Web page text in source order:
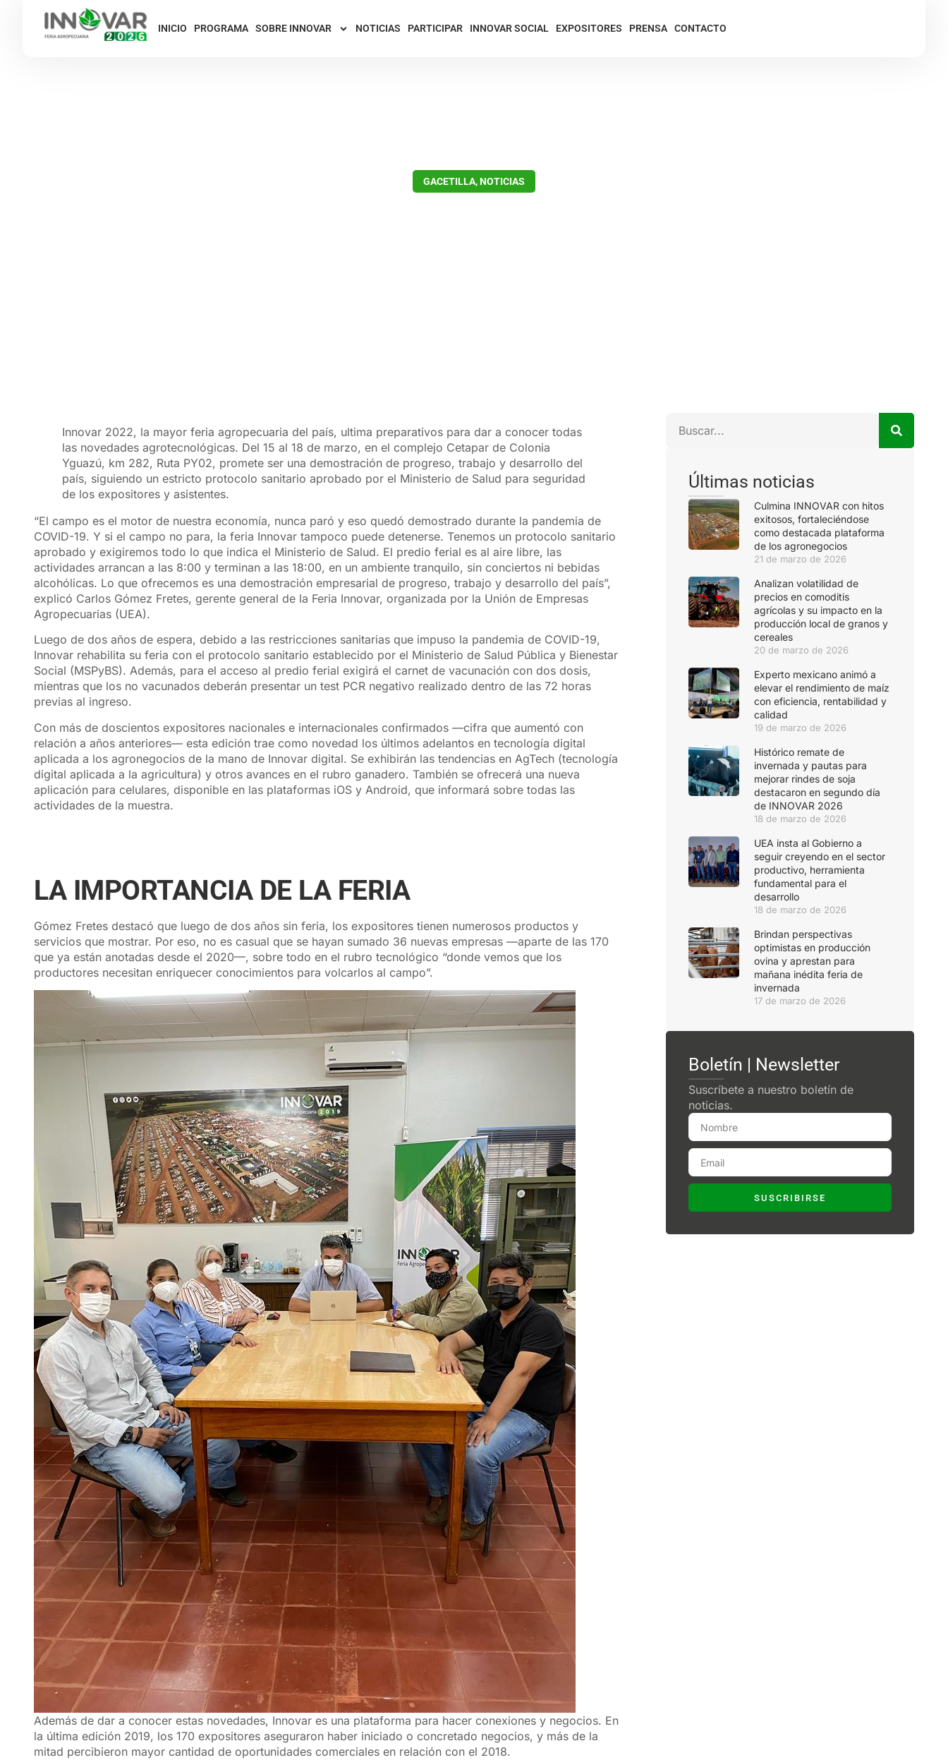
INICIO PROGRAMA SOBRE INNOVAR NOTICIAS PARTICIPAR INNOVAR SOCIAL EXPOSITORES PRENSA CONTACTO
GACETILLA,NOTICIAS
Innovar 2022, la mayor feria agropecuaria del país, ultima preparativos para dar a conocer todas
las novedades agrotecnológicas. Del 15 al 18 de marzo, en el complejo Cetapar de Colonia
Yguazú, km 282, Ruta PY02, promete ser una demostración de progreso, trabajo y desarrollo del
país, siguiendo un estricto protocolo sanitario aprobado por el Ministerio de Salud para seguridad
de los expositores y asistentes.
“El campo es el motor de nuestra economía, nunca paró y eso quedó demostrado durante la pandemia de
COVID-19. Y si el campo no para, la feria Innovar tampoco puede detenerse. Tenemos un protocolo sanitario
aprobado y exigiremos todo lo que indica el Ministerio de Salud. El predio ferial es al aire libre, las
actividades arrancan a las 8:00 y terminan a las 18:00, en un ambiente tranquilo, sin conciertos ni bebidas
alcohólicas. Lo que ofrecemos es una demostración empresarial de progreso, trabajo y desarrollo del país”,
explicó Carlos Gómez Fretes, gerente general de la Feria Innovar, organizada por la Unión de Empresas
Agropecuarias (UEA).
Luego de dos años de espera, debido a las restricciones sanitarias que impuso la pandemia de COVID-19,
Innovar rehabilita su feria con el protocolo sanitario establecido por el Ministerio de Salud Pública y Bienestar
Social (MSPyBS). Además, para el acceso al predio ferial exigirá el carnet de vacunación con dos dosis,
mientras que los no vacunados deberán presentar un test PCR negativo realizado dentro de las 72 horas
previas al ingreso.
Con más de doscientos expositores nacionales e internacionales confirmados —cifra que aumentó con
relación a años anteriores— esta edición trae como novedad los últimos adelantos en tecnología digital
aplicada a los agronegocios de la mano de Innovar digital. Se exhibirán las tendencias en AgTech (tecnología
digital aplicada a la agricultura) y otros avances en el rubro ganadero. También se ofrecerá una nueva
aplicación para celulares, disponible en las plataformas iOS y Android, que informará sobre todas las
actividades de la muestra.
LA IMPORTANCIA DE LA FERIA
Gómez Fretes destacó que luego de dos años sin feria, los expositores tienen numerosos productos y
servicios que mostrar. Por eso, no es casual que se hayan sumado 36 nuevas empresas —aparte de las 170
que ya están anotadas desde el 2020—, sobre todo en el rubro tecnológico “donde vemos que los
productores necesitan enriquecer conocimientos para volcarlos al campo”.
Además de dar a conocer estas novedades, Innovar es una plataforma para hacer conexiones y negocios. En
la última edición 2019, los 170 expositores aseguraron haber iniciado o concretado negocios, y más de la
mitad percibieron mayor cantidad de oportunidades comerciales en relación con el 2018.
Últimas noticias
Culmina INNOVAR con hitos
exitosos, fortaleciéndose
como destacada plataforma
de los agronegocios
21 de marzo de 2026
Analizan volatilidad de
precios en comoditis
agrícolas y su impacto en la
producción local de granos y
cereales
20 de marzo de 2026
Experto mexicano animó a
elevar el rendimiento de maíz
con eficiencia, rentabilidad y
calidad
19 de marzo de 2026
Histórico remate de
invernada y pautas para
mejorar rindes de soja
destacaron en segundo día
de INNOVAR 2026
18 de marzo de 2026
UEA insta al Gobierno a
seguir creyendo en el sector
productivo, herramienta
fundamental para el
desarrollo
18 de marzo de 2026
Brindan perspectivas
optimistas en producción
ovina y aprestan para
mañana inédita feria de
invernada
17 de marzo de 2026
Boletín | Newsletter
Suscríbete a nuestro boletín de
noticias.
SUSCRIBIRSE